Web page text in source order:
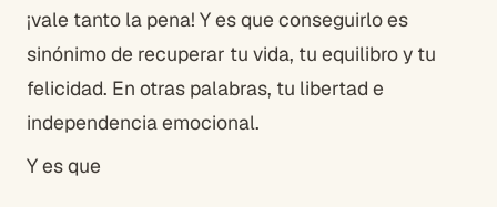
¡vale tanto la pena! Y es que conseguirlo es
sinónimo de recuperar tu vida, tu equilibro y tu
felicidad. En otras palabras, tu libertad e
independencia emocional.
Y es que